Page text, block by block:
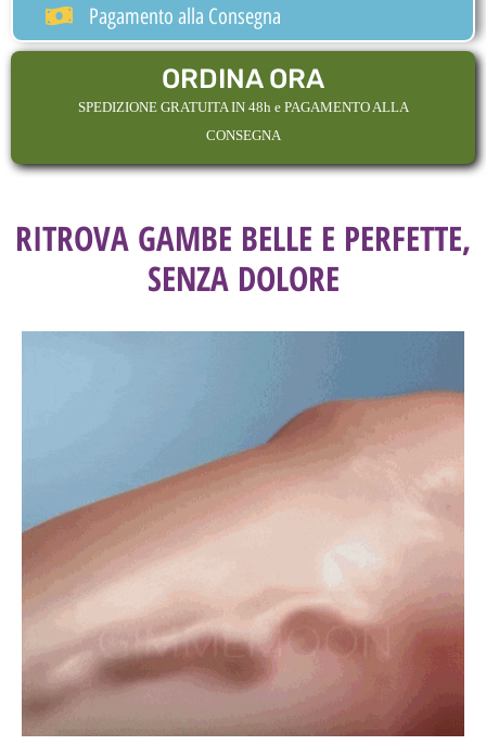
Pagamento alla Consegna
ORDINA ORA
SPEDIZIONE GRATUITA IN 48h e PAGAMENTO ALLA
CONSEGNA
RITROVA GAMBE BELLE E PERFETTE,
SENZA DOLORE